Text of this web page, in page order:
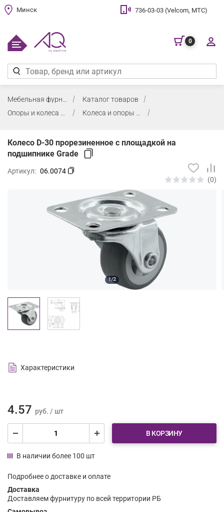
Минск 736-03-03 (Velcom, МТС)
0
Каталог товаров
Опоры и колеса мебельные
Колеса и опоры колесные
Колесо D-30 прорезиненное с площадкой на
подшипнике Grade
Артикул: 06.0074
(0)
1/2
Характеристики
4.57 руб. / шт
В КОРЗИНУ
В наличии более 100 шт
Подробнее о доставке и оплате
Доставка
Доставляем фурнитуру по всей территории РБ